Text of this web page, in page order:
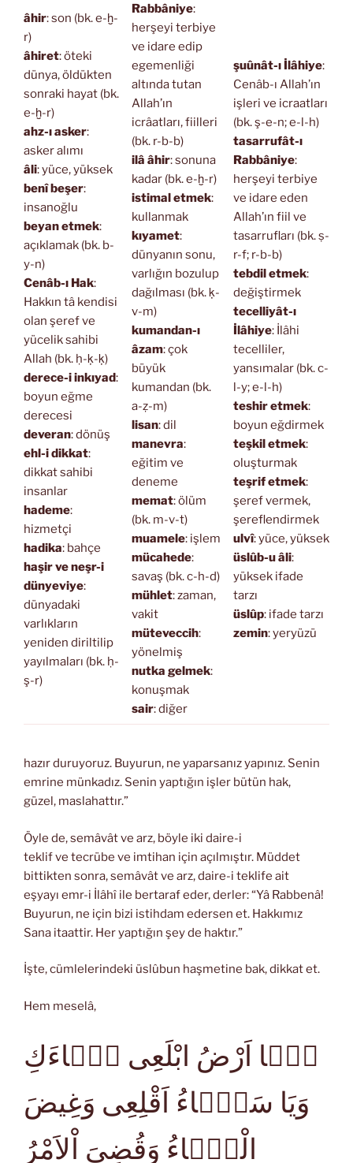
âhir: son (bk. e-ḫ-
r)
âhiret: öteki
dünya, öldükten
sonraki hayat (bk.
e-ḫ-r)
ahz-ı asker:
asker alımı
âli: yüce, yüksek
benî beşer:
insanoğlu
beyan etmek:
açıklamak (bk. b-
y-n)
Cenâb-ı Hak:
Hakkın tâ kendisi
olan şeref ve
yücelik sahibi
Allah (bk. ḥ-ḳ-ḳ)
derece-i inkıyad:
boyun eğme
derecesi
deveran: dönüş
ehl-i dikkat:
dikkat sahibi
insanlar
hademe:
hizmetçi
hadika: bahçe
haşir ve neşr-i
dünyeviye:
dünyadaki
varlıkların
yeniden diriltilip
yayılmaları (bk. ḥ-
ş-r)
Rabbâniye:
herşeyi terbiye
ve idare edip
egemenliği
altında tutan
Allah’ın
icrâatları, fiilleri
(bk. r-b-b)
ilâ âhir: sonuna
kadar (bk. e-ḫ-r)
istimal etmek:
kullanmak
kıyamet:
dünyanın sonu,
varlığın bozulup
dağılması (bk. ḳ-
v-m)
kumandan-ı
âzam: çok
büyük
kumandan (bk.
a-ẓ-m)
lisan: dil
manevra:
eğitim ve
deneme
memat: ölüm
(bk. m-v-t)
muamele: işlem
mücahede:
savaş (bk. c-h-d)
mühlet: zaman,
vakit
müteveccih:
yönelmiş
nutka gelmek:
konuşmak
sair: diğer
şuûnât-ı İlâhiye:
Cenâb-ı Allah’ın
işleri ve icraatları
(bk. ş-e-n; e-l-h)
tasarrufât-ı
Rabbâniye:
herşeyi terbiye
ve idare eden
Allah’ın fiil ve
tasarrufları (bk. ṣ-
r-f; r-b-b)
tebdil etmek:
değiştirmek
tecelliyât-ı
İlâhiye: İlâhi
tecelliler,
yansımalar (bk. c-
l-y; e-l-h)
teshir etmek:
boyun eğdirmek
teşkil etmek:
oluşturmak
teşrif etmek:
şeref vermek,
şereflendirmek
ulvî: yüce, yüksek
üslûb-u âli:
yüksek ifade
tarzı
üslûp: ifade tarzı
zemin: yeryüzü
hazır duruyoruz. Buyurun, ne yaparsanız yapınız. Senin
emrine münkadız. Senin yaptığın işler bütün hak,
güzel, maslahattır.”
Öyle de, semâvât ve arz, böyle iki daire-i
teklif ve tecrübe ve imtihan için açılmıştır. Müddet
bittikten sonra, semâvât ve arz, daire-i teklife ait
eşyayı emr-i İlâhî ile bertaraf eder, derler: “Yâ Rabbenâ!
Buyurun, ne için bizi istihdam edersen et. Hakkımız
Sana itaattir. Her yaptığın şey de haktır.”
İşte, cümlelerindeki üslûbun haşmetine bak, dikkat et.
Hem meselâ,
يَۤا اَرْضُ ابْلَعِى مَۤاءَكِ
وَيَا سَمَۤاءُ اَقْلِعِى وَغِيضَ
الْمَۤاءُ وَقُضِىَ اْلاَمْرُ